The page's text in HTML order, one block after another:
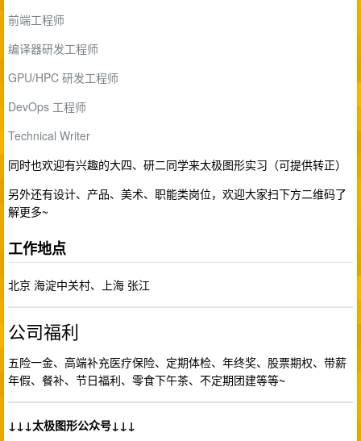
前端工程师
编译器研发工程师
GPU/HPC 研发工程师
DevOps 工程师
Technical Writer
同时也欢迎有兴趣的大四、研二同学来太极图形实习（可提供转正）
另外还有设计、产品、美术、职能类岗位，欢迎大家扫下方二维码了
解更多~
工作地点
北京 海淀中关村、上海 张江
公司福利
五险一金、高端补充医疗保险、定期体检、年终奖、股票期权、带薪
年假、餐补、节日福利、零食下午茶、不定期团建等等~
↓↓↓太极图形公众号↓↓↓